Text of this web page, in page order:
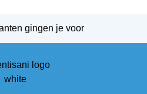
gingen je voor